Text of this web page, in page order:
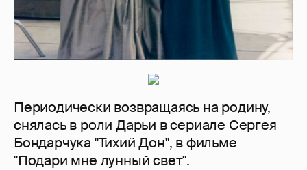
Периодически возвращаясь на родину,
снялась в роли Дарьи в сериале Сергея
Бондарчука "Тихий Дон", в фильме
"Подари мне лунный свет".